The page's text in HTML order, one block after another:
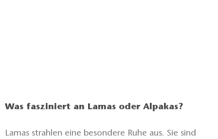
Was fasziniert an Lamas oder Alpakas?
Lamas strahlen eine besondere Ruhe aus. Sie sind